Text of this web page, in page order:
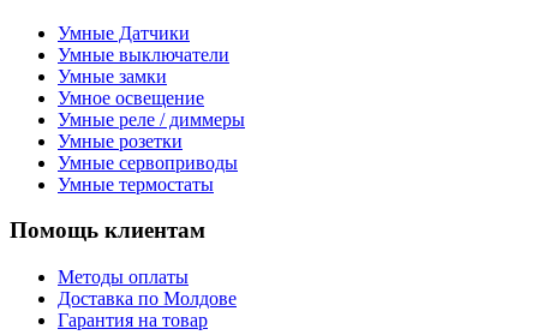
Умные Датчики
Умные выключатели
Умные замки
Умное освещение
Умные реле / диммеры
Умные розетки
Умные сервоприводы
Умные термостаты
Помощь клиентам
Методы оплаты
Доставка по Молдове
Гарантия на товар